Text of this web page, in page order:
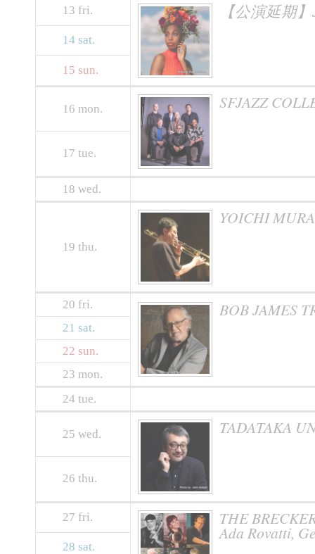
13 fri. 【公演延期
14 sat.
15 sun.
16 mon. SFJAZZ
17 tue.
18 wed.
19 thu.
YOICHI
20 fri. BOB JAMES
21 sat.
22 sun.
23 mon.
24 tue.
25 wed. TADATAKA
26 thu.
27 fri. THE
Ada Rovatti,
28 sat.